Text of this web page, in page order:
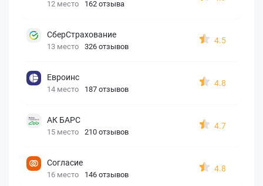
12 место 162 отзыва
СберСтрахование
13 место 326 отзывов
4.5
Евроинс
14 место 187 отзывов
4.8
АК БАРС
15 место 210 отзывов
4.7
Согласие
16 место 146 отзывов
4.8